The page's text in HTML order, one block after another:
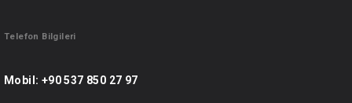
Telefon Bilgileri
Mobil: +90 537 850 27 97